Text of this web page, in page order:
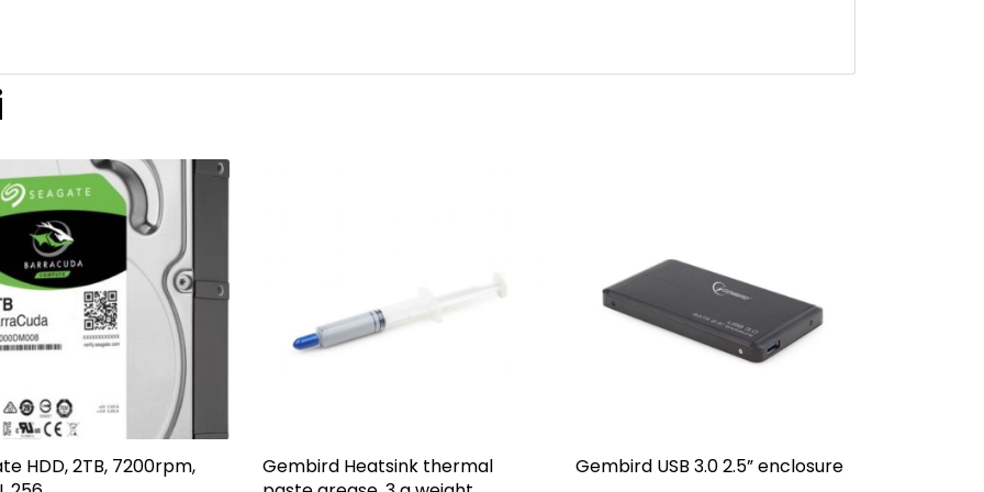
HDD, 2TB, 7200rpm,
Gembird Heatsink thermal
Gembird USB 3.0 2.5” enclosure